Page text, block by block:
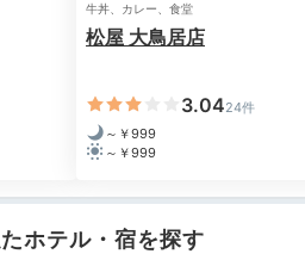
牛丼、カレー、食堂
松屋 大鳥居店
3.0424件
～￥999
～￥999
ホテル・宿を探す